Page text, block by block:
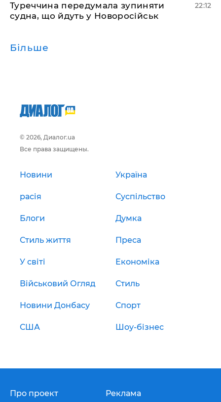
Туреччина передумала зупиняти
судна, що йдуть у Новоросійськ
22:12
Більше
© 2026, Диалог.ua
Все права защищены.
Новини Україна
расія Суспільство
Блоги Думка
Стиль життя Преса
У світі Економіка
Військовий Огляд Стиль
Новини Донбасу Спорт
США Шоу-бізнес
Про проект Реклама